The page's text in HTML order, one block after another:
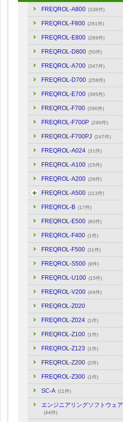
FREQROL-A800 (338件)
FREQROL-F800 (261件)
FREQROL-E800 (269件)
FREQROL-D800 (50件)
FREQROL-A700 (347件)
FREQROL-D700 (258件)
FREQROL-E700 (395件)
FREQROL-F700 (290件)
FREQROL-F700P (290件)
FREQROL-F700PJ (247件)
FREQROL-A024 (31件)
FREQROL-A100 (15件)
FREQROL-A200 (26件)
FREQROL-A500 (113件)
FREQROL-B (17件)
FREQROL-E500 (80件)
FREQROL-F400 (1件)
FREQROL-F500 (11件)
FREQROL-S500 (9件)
FREQROL-U100 (15件)
FREQROL-V200 (44件)
FREQROL-Z020
FREQROL-Z024 (1件)
FREQROL-Z100 (1件)
FREQROL-Z123 (1件)
FREQROL-Z200 (2件)
FREQROL-Z300 (1件)
SC-A (11件)
エンジニアリングソフトウェア
(44件)